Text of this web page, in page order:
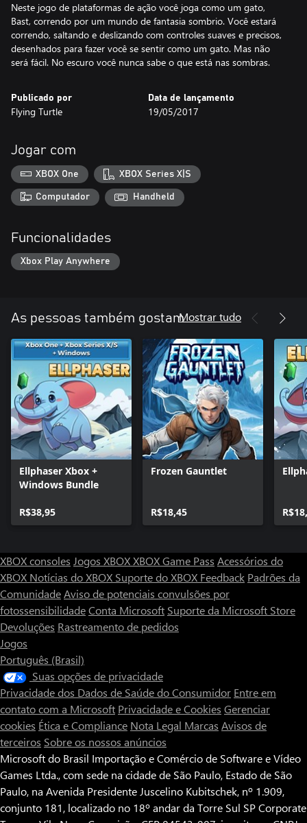
Neste jogo de plataformas de ação você joga como um gato,
Bast, correndo por um mundo de fantasia sombrio. Você estará
correndo, saltando e deslizando com controles suaves e precisos,
desenhados para fazer você se sentir como um gato. Mas não
será fácil. No escuro você nunca sabe o que está nas sombras.
Publicado por
Flying Turtle
Data de lançamento
19/05/2017
Jogar com
XBOX One XBOX Series X|S
Computador Handheld
Funcionalidades
Xbox Play Anywhere
As pessoas também gostamMostrar tudo
Ellphaser Xbox +
Windows Bundle
R$38,95
Frozen Gauntlet
R$18,45
XBOX consoles Jogos XBOXXBOX Game Pass Acessórios do
XBOX Notícias do XBOX Suporte do XBOX Feedback Padrões da
ComunidadeAviso de potenciais convulsões por
fotossensibilidadeConta Microsoft Suporte da Microsoft Store
Devoluções Rastreamento de pedidos
Jogos
Português (Brasil)
Suas opções de privacidade
Privacidade dos Dados de Saúde do Consumidor Entre em
contato com a Microsoft Privacidade e Cookies Gerenciar
cookies Ética e Compliance Nota Legal Marcas Avisos de
terceiros Sobre os nossos anúncios
Microsoft do Brasil Importação e Comércio de Software e Vídeo
Games Ltda., com sede na cidade de São Paulo, Estado de São
Paulo, na Avenida Presidente Juscelino Kubitschek, nº 1.909,
conjunto 181, localizado no 18º andar da Torre Sul SP Corporate